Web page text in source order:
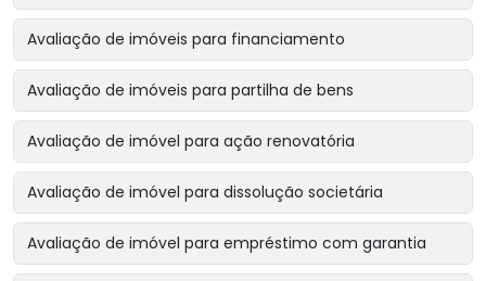
Avaliação de imóveis para financiamento
Avaliação de imóveis para partilha de bens
Avaliação de imóvel para ação renovatória
Avaliação de imóvel para dissolução societária
Avaliação de imóvel para empréstimo com garantia